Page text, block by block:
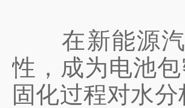
在新能源汽
性，成为电池
固化过程对水